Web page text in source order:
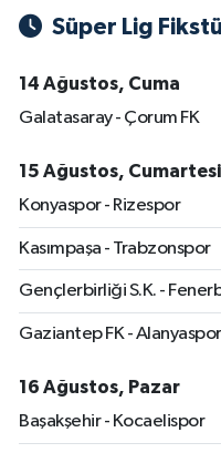
Süper Lig
14 Ağustos, Cuma
Galatasaray - Çorum FK
15 Ağustos, Cumartesi
Konyaspor - Rizespor
Kasımpaşa - Trabzonspor
Gençlerbirliği S.K. -
Gaziantep FK - Alanyaspor
16 Ağustos, Pazar
Başakşehir - Kocaelispor